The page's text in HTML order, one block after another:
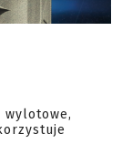
wylotowe,